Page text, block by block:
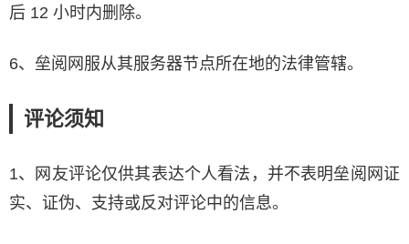
后 12 小时内删除。
6、垒阅网服从其服务器节点所在地的法律管辖。
评论须知
1、网友评论仅供其表达个人看法，并不表明垒阅网证
实、证伪、支持或反对评论中的信息。